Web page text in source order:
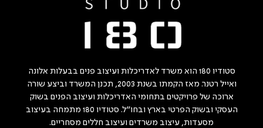
סטודיו 180 הוא משרד לאדריכלות ועיצוב פנים בבעלות אלונה
ואייל רטנר. מאז הקמתו בשנת 2003, תכנן המשרד וביצע שורה
ארוכה של פרויקטים בתחומי האדריכלות ועיצוב הפנים בשוק
העסקי ובשוק הפרטי בארץ ובחו"ל. סטודיו 180 מתמחה בעיצוב
מסעדות, עיצוב משרדים ועיצוב חללים מסחריים.